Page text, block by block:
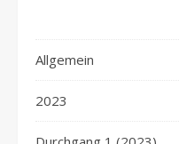
Allgemein
2023